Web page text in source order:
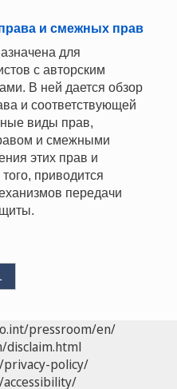
и cмежных прав
для
с авторским
В ней дается обзор
и соответствующей
виды прав,
и смежными
этих прав и
приводится
передачи
pressroom/en/
policy/